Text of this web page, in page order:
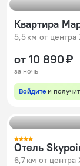
5,5 км от
от 10 890 ₽
за ночь
Войдите и
Отель
6,7 км от центра